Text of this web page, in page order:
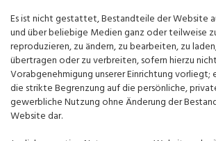
Es ist nicht gestattet, Bestandteile der Website
und über beliebige Medien ganz oder teilweise
reproduzieren, zu ändern, zu bearbeiten, zu
übertragen oder zu verbreiten, sofern hierzu
Vorabgenehmigung unserer Einrichtung vorliegt;
die strikte Begrenzung auf die persönliche,
gewerbliche Nutzung ohne Änderung der
Website dar.